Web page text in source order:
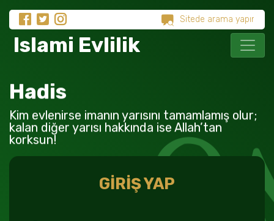
Islami Evlilik
Hadis
Kim evlenirse imanın yarısını tamamlamış olur;
kalan diğer yarısı hakkında ise Allah’tan
korksun!
GİRİŞ YAP